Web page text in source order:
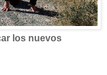
los nuevos